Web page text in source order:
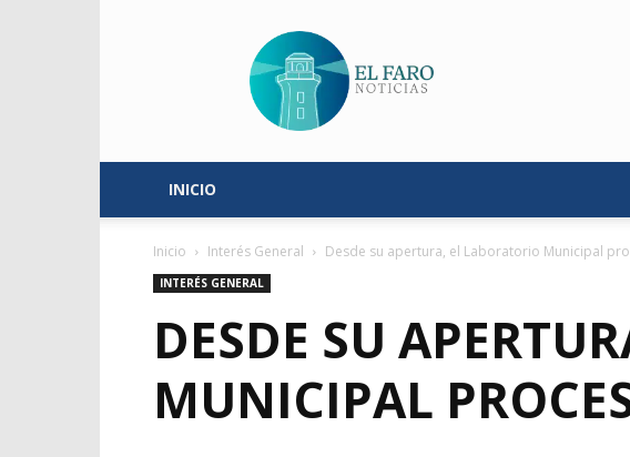
Faro
Noticias
INICIO
Inicio Interés General Desde su apertura, el Laboratorio Municipal
INTERÉS GENERAL
DESDE SU
MUNICIPAL